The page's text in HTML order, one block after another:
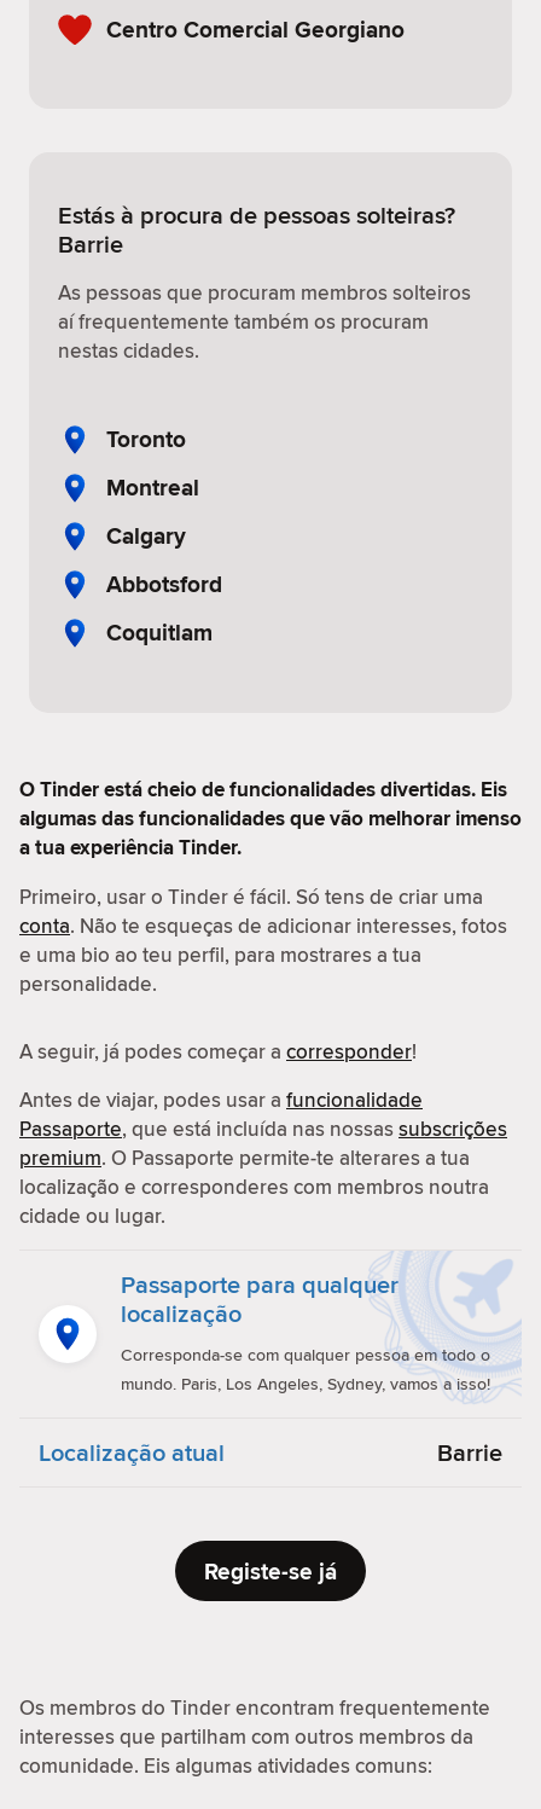
Centro Comercial Georgiano
Estás à procura de pessoas solteiras?
Barrie
As pessoas que procuram membros solteiros
aí frequentemente também os procuram
nestas cidades.
Toronto
Montreal
Calgary
Abbotsford
Coquitlam
O Tinder está cheio de funcionalidades divertidas. Eis
algumas das funcionalidades que vão melhorar imenso
a tua experiência Tinder.
Primeiro, usar o Tinder é fácil. Só tens de criar uma
conta. Não te esqueças de adicionar interesses, fotos
e uma bio ao teu perfil, para mostrares a tua
personalidade.
A seguir, já podes começar a corresponder!
Antes de viajar, podes usar a funcionalidade
Passaporte, que está incluída nas nossassubscrições
premium. O Passaporte permite-te alterares a tua
localização e corresponderes com membros noutra
cidade ou lugar.
Passaporte para qualquer
localização
Corresponda-se com qualquer pessoa em todo o
mundo. Paris, Los Angeles, Sydney, vamos a isso!
Localização atual Barrie
Registe-se já
Os membros do Tinder encontram frequentemente
interesses que partilham com outros membros da
comunidade. Eis algumas atividades comuns: